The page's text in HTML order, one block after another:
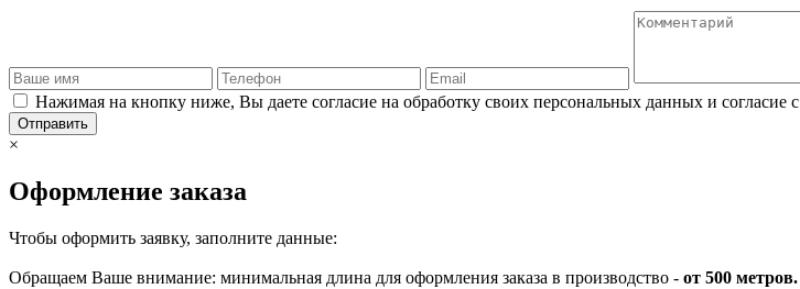
Нажимая на кнопку ниже, Вы даете согласие на обработку своих персональных данных и согласие с
Отправить
×
Оформление заказа
Чтобы оформить заявку, заполните данные:
Обращаем Ваше внимание: минимальная длина для оформления заказа в производство - от 500 метров.